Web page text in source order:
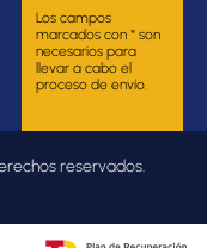
Los campos
marcados con * son
necesarios para
llevar a cabo el
proceso de envío.
reservados.